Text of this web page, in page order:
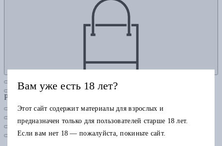
Рубрики
Вам уже есть 18 лет?
Этот сайт содержит материалы для взрослых и
предназначен только для пользователей старше 18 лет.
Если вам нет 18 — пожалуйста, покиньте сайт.